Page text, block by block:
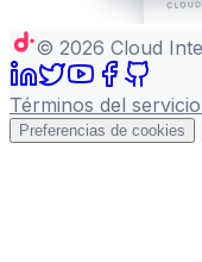
© 2026 Cloud
Términos del servicio
Preferencias de cookies